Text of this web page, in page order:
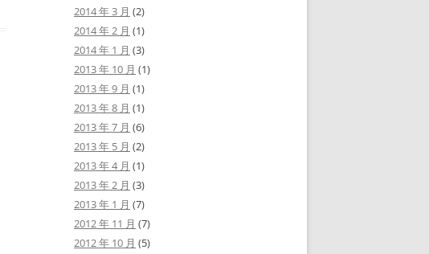
2014 年 3 月 (2)
2014 年 2 月 (1)
2014 年 1 月 (3)
2013 年 10 月 (1)
2013 年 9 月 (1)
2013 年 8 月 (1)
2013 年 7 月 (6)
2013 年 5 月 (2)
2013 年 4 月 (1)
2013 年 2 月 (3)
2013 年 1 月 (7)
2012 年 11 月 (7)
2012 年 10 月 (5)